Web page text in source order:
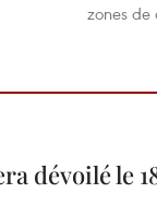
zones de
dévoilé le